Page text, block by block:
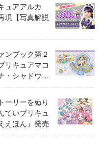
ュアアルカ
現【写真解説
ンブック第２
キュアマコ
・シャドウ
ルを大特
ーリーをぬり
いプリキュ
えほん』発売